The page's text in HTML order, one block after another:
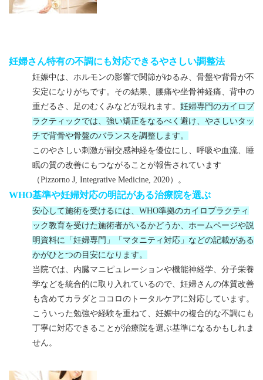
妊婦さん特有の不調にも対応できるやさしい調整法
妊娠中は、ホルモンの影響で関節がゆるみ、骨盤や背骨が不
安定になりがちです。その結果、腰痛や坐骨神経痛、背中の
重だるさ、足のむくみなどが現れます。 妊婦専門のカイロプ
ラクティックでは、強い矯正をなるべく避け、やさしいタッ
チで背骨や骨盤のバランスを調整します。
このやさしい刺激が副交感神経を優位にし、呼吸や血流、睡
眠の質の改善にもつながることが報告されています
（Pizzorno J, Integrative Medicine, 2020）。
WHO基準や妊婦対応の明記がある治療院を選ぶ
安心して施術を受けるには、WHO準拠のカイロプラクティ
ック教育を受けた施術者がいるかどうか、ホームページや説
明資料に「妊婦専門」「マタニティ対応」などの記載がある
かがひとつの目安になります。
当院では、内臓マニピュレーションや機能神経学、分子栄養
学などを統合的に取り入れているので、妊婦さんの体質改善
も含めてカラダとココロのトータルケアに対応しています。
こういった勉強や経験を重ねて、妊娠中の複合的な不調にも
丁寧に対応できることが治療院を選ぶ基準になるかもしれま
せん。